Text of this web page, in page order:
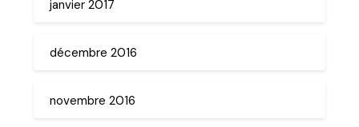
janvier 2017
décembre 2016
novembre 2016